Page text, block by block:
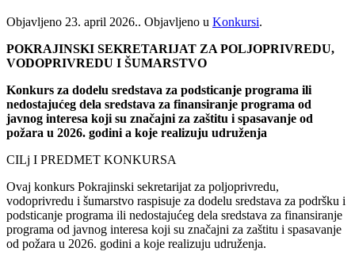
Objavljeno 23. april 2026.. Objavljeno u Konkursi.
POKRAJINSKI SEKRETARIJAT ZA POLJOPRIVREDU,
VODOPRIVREDU I ŠUMARSTVO
Konkurs za dodelu sredstava za podsticanje programa ili
nedostajućeg dela sredstava za finansiranje programa od
javnog interesa koji su značajni za zaštitu i spasavanje od
požara u 2026. godini a koje realizuju udruženja
CILj I PREDMET KONKURSA
Ovaj konkurs Pokrajinski sekretarijat za poljoprivredu,
vodoprivredu i šumarstvo raspisuje za dodelu sredstava za podršku i
podsticanje programa ili nedostajućeg dela sredstava za finansiranje
programa od javnog interesa koji su značajni za zaštitu i spasavanje
od požara u 2026. godini a koje realizuju udruženja.